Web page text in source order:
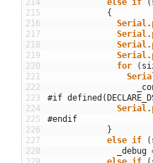
214
215
216
217
218
219
220
221
222
223
224
225
226
227
228
else if (
{
Serial.
Serial.
Serial.
Serial.
for
(
#if
Serial.
#endif
}
else if (
_debug